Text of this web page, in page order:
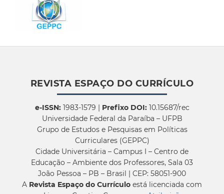
REVISTA ESPAÇO DO CURRÍCULO
e-ISSN:1983-1579 | Prefixo DOI:10.15687/rec
Universidade Federal da Paraíba – UFPB
Grupo de Estudos e Pesquisas em Políticas
Curriculares (GEPPC)
Cidade Universitária – Campus I – Centro de
Educação – Ambiente dos Professores, Sala 03
João Pessoa – PB – Brasil | CEP: 58051-900
A Revista Espaço do Currículo está licenciada com